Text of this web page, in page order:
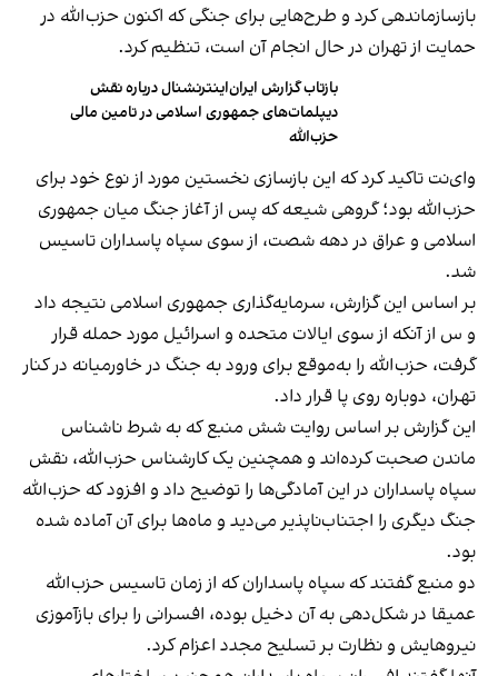
بازسازماندهی کرد و طرح‌هایی برای جنگی که اکنون حزب‌الله در
حمایت از تهران در حال انجام آن است، تنظیم کرد.
بازتاب گزارش ایران‌اینترنشنال درباره نقش
دیپلمات‌های جمهوری اسلامی در تامین مالی
حزب‌الله
وای‌نت تاکید کرد که این بازسازی نخستین مورد از نوع خود برای
حزب‌الله بود؛ گروهی شیعه که پس از آغاز جنگ میان جمهوری
اسلامی و عراق در دهه شصت، از سوی سپاه پاسداران تاسیس
شد.
بر اساس این گزارش، سرمایه‌گذاری جمهوری اسلامی نتیجه داد
و س از آنکه از سوی ایالات متحده و اسرائیل مورد حمله قرار
گرفت، حزب‌الله را به‌موقع برای ورود به جنگ در خاورمیانه در کنار
تهران، دوباره روی پا قرار داد.
این گزارش بر اساس روایت شش منبع که به شرط ناشناس
ماندن صحبت کرده‌اند و همچنین یک کارشناس حزب‌الله، نقش
سپاه پاسداران در این آمادگی‌ها را توضیح داد و افزود که حزب‌الله
جنگ دیگری را اجتناب‌ناپذیر می‌دید و ماه‌ها برای آن آماده شده
بود.
دو منبع گفتند که سپاه پاسداران که از زمان تاسیس حزب‌الله
عمیقا در شکل‌دهی به آن دخیل بوده، افسرانی را برای بازآموزی
نیروهایش و نظارت بر تسلیح مجدد اعزام کرد.